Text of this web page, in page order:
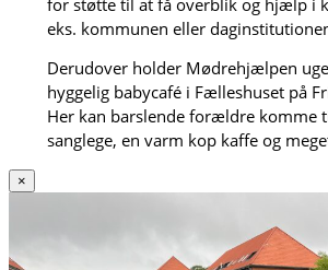
eks. kommunen eller
Derudover holder Mødrehjælpen
hyggelig babycafé i Fælleshuset på
Her kan barslende forældre komme
sanglege, en varm kop kaffe og
×